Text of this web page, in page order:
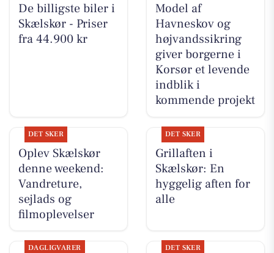
De billigste biler i
Skælskør - Priser
fra 44.900 kr
Model af
Havneskov og
højvandssikring
giver borgerne i
Korsør et levende
indblik i
kommende projekt
DET SKER
Oplev Skælskør
denne weekend:
Vandreture,
sejlads og
filmoplevelser
DET SKER
Grillaften i
Skælskør: En
hyggelig aften for
alle
DAGLIGVARER DET SKER